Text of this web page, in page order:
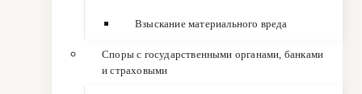
Взыскание материального вреда
Споры с государственными органами, банками
и страховыми